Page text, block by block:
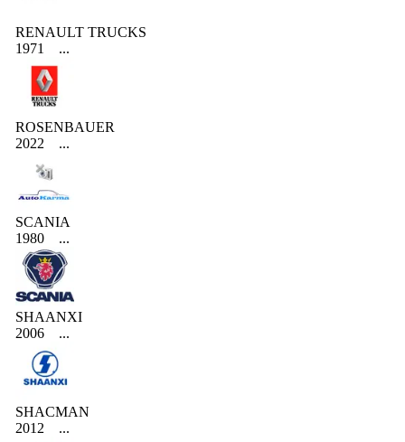
RENAULT TRUCKS
1971
...
ROSENBAUER
2022
...
SCANIA
1980
...
SHAANXI
2006
...
SHACMAN
2012
...